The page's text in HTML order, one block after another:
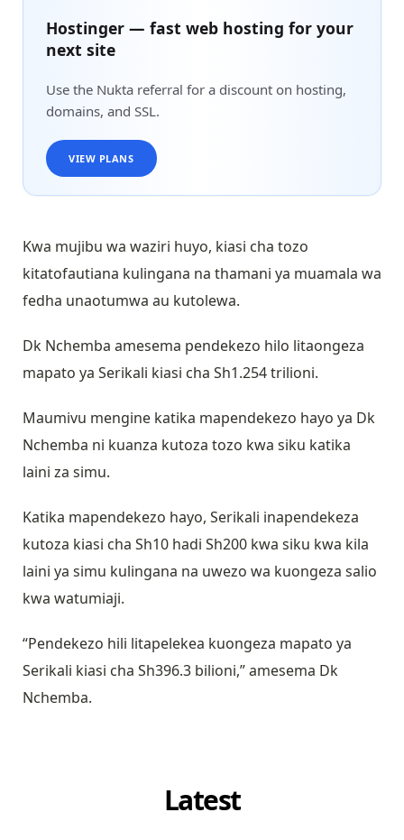
Hostinger — fast web hosting for your
next site
Use the Nukta referral for a discount on hosting,
domains, and SSL.
VIEW PLANS
Kwa mujibu wa waziri huyo, kiasi cha tozo
kitatofautiana kulingana na thamani ya muamala wa
fedha unaotumwa au kutolewa.
Dk Nchemba amesema pendekezo hilo litaongeza
mapato ya Serikali kiasi cha Sh1.254 trilioni.
Maumivu mengine katika mapendekezo hayo ya Dk
Nchemba ni kuanza kutoza tozo kwa siku katika
laini za simu.
Katika mapendekezo hayo, Serikali inapendekeza
kutoza kiasi cha Sh10 hadi Sh200 kwa siku kwa kila
laini ya simu kulingana na uwezo wa kuongeza salio
kwa watumiaji.
“Pendekezo hili litapelekea kuongeza mapato ya
Serikali kiasi cha Sh396.3 bilioni,” amesema Dk
Nchemba.
Latest